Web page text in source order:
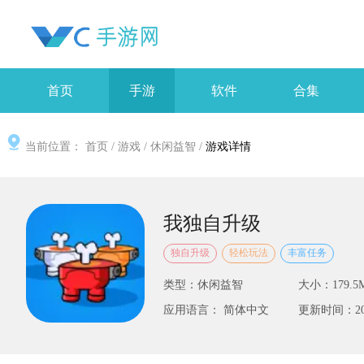
首页 手游 软件 合集
当前位置： 首页 / 游戏 / 休闲益智 / 游戏详情
我独自升级
独自升级 轻松玩法 丰富任务
类型：休闲益智 大小：
应用语言： 简体中文 更新时间：